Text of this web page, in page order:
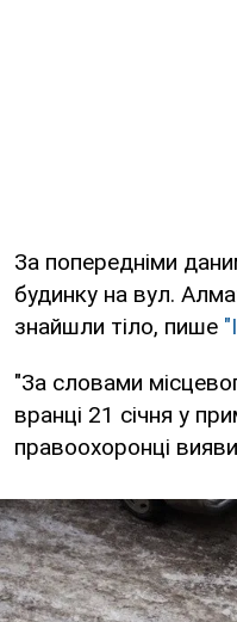
За попередніми
будинку на вул.
знайшли тіло, пише
"За словами
вранці 21 січня у
правоохоронці